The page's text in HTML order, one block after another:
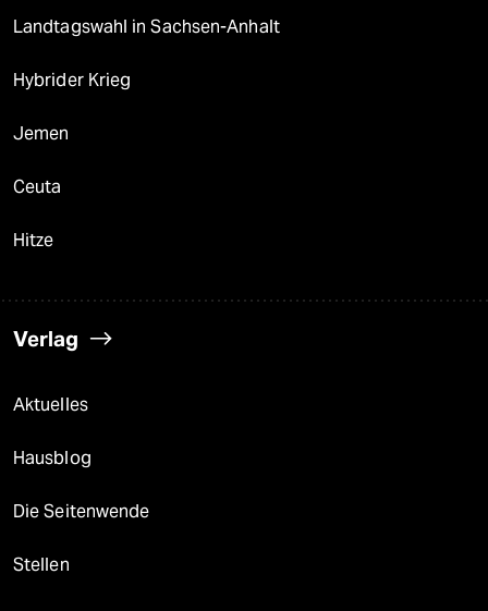
Landtagswahl in Sachsen-Anhalt
Hybrider Krieg
Jemen
Ceuta
Hitze
Verlag
Aktuelles
Hausblog
Die Seitenwende
Stellen